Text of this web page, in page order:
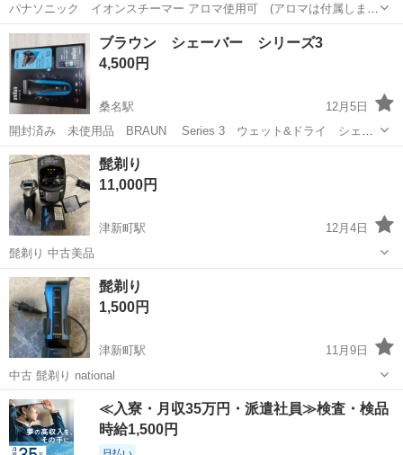
パナソニック イオンスチーマー アロマ使用可 (アロマは付属しませ
ん) メーカー／Panasonic 型番／EH-SA90 年式／2008年製 サイズ／高
さ21.6×幅15.8×奥行23.1cm はじめ10回ほど使用しま...
三重 津市 久居駅 ナノケア
ブラウン シェーバー シリーズ3
4,500円
桑名駅
12月5日
開封済み 未使用品 BRAUN Series 3 ウェット&ドライ シェー
バークリーナーSC8000付き
三重 桑名市 桑名駅
髭剃り
11,000円
津新町駅
12月4日
髭剃り 中古美品
三重 津市 津新町駅
髭剃り
1,500円
津新町駅
11月9日
中古 髭剃り national
三重 津市 津新町駅 美容家電
≪入寮・月収35万円・派遣社員≫検査・検品
時給1,500円